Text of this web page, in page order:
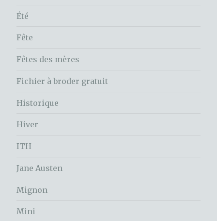
Été
Fête
Fêtes des mères
Fichier à broder gratuit
Historique
Hiver
ITH
Jane Austen
Mignon
Mini